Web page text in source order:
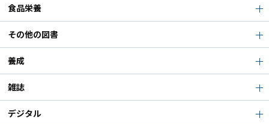
食品栄養
その他の図書
養成
雑誌
デジタル